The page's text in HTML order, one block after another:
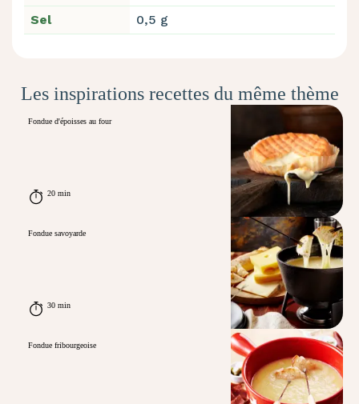
Sel
0,5 g
Les inspirations recettes du même thème
Fondue d'époisses au four
20 min
Fondue savoyarde
30 min
Fondue fribourgeoise